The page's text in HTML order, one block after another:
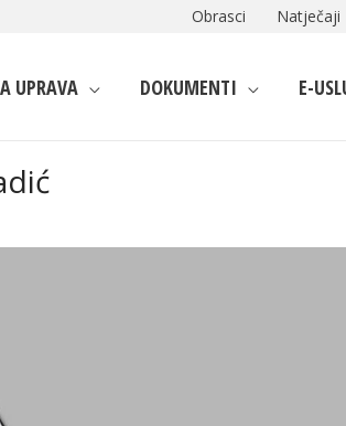
Obrasci Natječaji
UPRAVA DOKUMENTI E-